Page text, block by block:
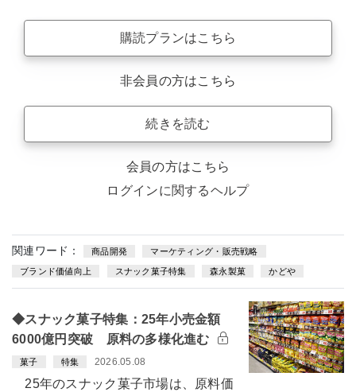
購読プランはこちら
非会員の方はこちら
続きを読む
会員の方はこちら
ログインに関するヘルプ
関連ワード： 商品開発 マーケティング・販売戦略
ブランド価値向上 スナック菓子特集 森永製菓 かどや
◆スナック菓子特集：25年小売金額
6000億円突破 原料の多様化進む
菓子 特集 2026.05.08
25年のスナック菓子市場は、原料価